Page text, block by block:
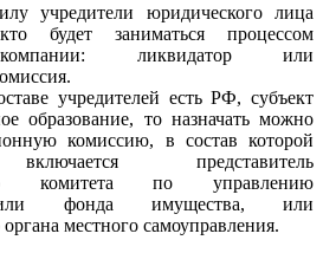
учредители юридического лица
будет заниматься процессом
ликвидатор или
учредителей есть РФ, субъект
образование, то назначать можно
комиссию, в состав которой
представитель
комитета по управлению
фонда имущества, или
местного самоуправления.